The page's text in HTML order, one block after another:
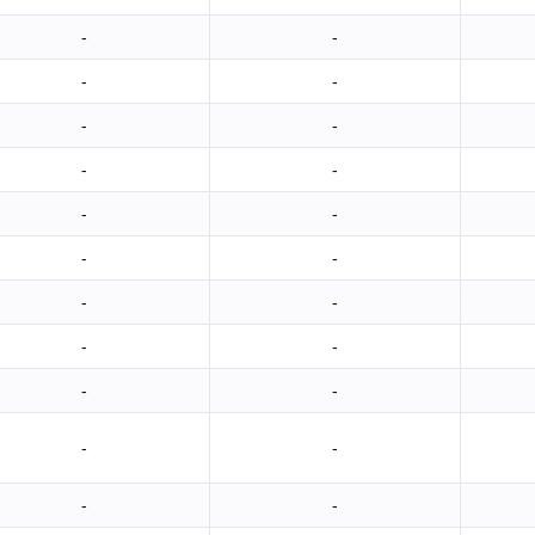
- -
- -
- -
- -
- -
- -
- -
- -
- -
- -
- -